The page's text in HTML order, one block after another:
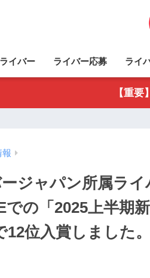
イバー ライバー応募 ライ
【重
報
ジャパン所属ライ
での「2025上半期
位入賞しました。